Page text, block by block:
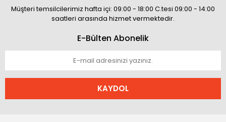
Müşteri temsilcilerimiz hafta içi: 09:00 - 18:00 C.tesi 09:00 - 14:00
saatleri arasında hizmet vermektedir.
E-Bülten Abonelik
KAYDOL